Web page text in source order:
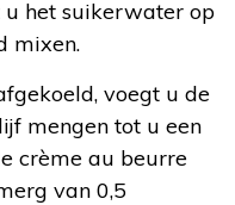
het suikerwater op
mixen.
voegt u de
mengen tot u een
crème au beurre
van 0,5